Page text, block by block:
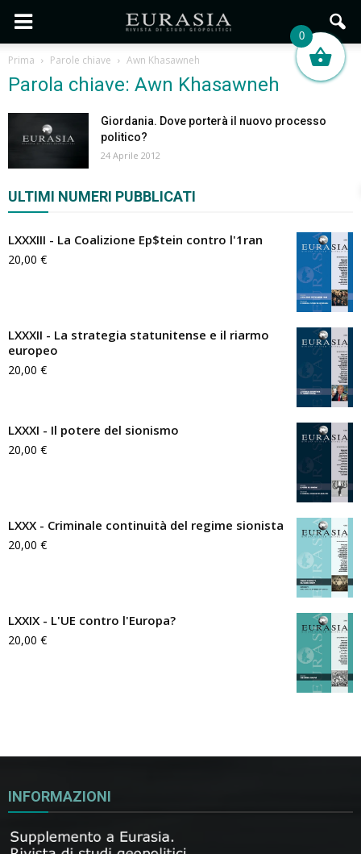
Prima Parole chiave Awn Khasawneh
Parola chiave: Awn Khasawneh
Giordania. Dove porterà il nuovo processo
politico?
24 Aprile 2012
ULTIMI NUMERI PUBBLICATI
LXXXIII - La Coalizione Ep$tein contro l'1ran
20,00 €
LXXXII - La strategia statunitense e il riarmo
europeo
20,00 €
LXXXI - Il potere del sionismo
20,00 €
LXXX - Criminale continuità del regime sionista
20,00 €
LXXIX - L'UE contro l'Europa?
20,00 €
INFORMAZIONI
0